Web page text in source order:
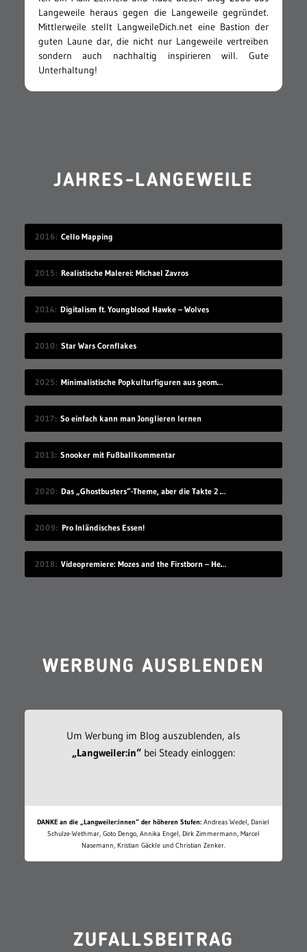
Langeweile heraus gegen die Langeweile gegründet.
Mittlerweile stellt LangweileDich.net eine Bastion der
guten Laune dar, die nicht nur Langeweile vertreiben
sondern auch nachhaltig inspirieren will. Gute
Unterhaltung!
JAHRES-LANGEWEILE
2016 Cello Mapping
2015 Realistische Malerei: Michael Zavros
2014 Digitalism ft. Youngblood Hawke – Wolves
2010 Star Wars Cornflakes
2025 Minimalistische Popkulturfiguren aus geometrischen Formen
2017 So einfach kann man Jonglieren lernen
2013 Snooker mit Fußballkommentar
2020 Das „Ghostbusters“-Theme, aber die Takte 2 und 4 sind vertauscht
2009 Pro Inländisches Essen!
2018 Videopremiere: Mozes and the Firstborn – Hello
WERBUNG AUSBLENDEN
Um Werbung im Blog auszublenden, als
„Langweiler:in“bei Steady einloggen:
DANKE an die „Langweiler:innen“ der höheren Stufen: Andreas Wedel, Daniel
Schulze-Wethmar, Goto Dengo, Annika Engel, Dirk Zimmermann, Marcel
Nasemann, Kristian Gäckle und Christian Zenker.
ZUFALLSBEITRAG